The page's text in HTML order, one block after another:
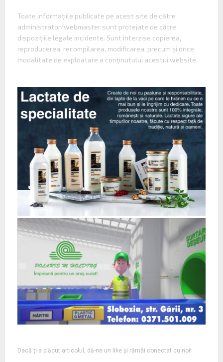
Toate informaţiile publicate pe acest site de către
administrator/webmaster sunt protejate de către
dispoziţiile legale incidente. Sunt interzise copierea,
reproducerea, recompilarea, modificarea, precum şi orice
modalitate de exploatare a conţinutului acestui website.
Dacă ți-a plăcut articolul, dă-ne un like și rămâi conectat cu noi!